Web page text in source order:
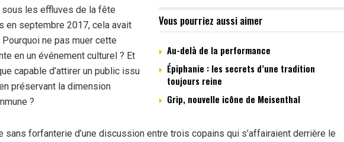
Vous pourriez aussi aimer
Au-delà de la performance
Épiphanie : les secrets d’une tradition
toujours reine
Grip, nouvelle icône de Meisenthal
sous les effluves de la fête
en septembre 2017, cela avait
Pourquoi ne pas muer cette
en un événement culturel ? Et
capable d’attirer un public issu
préservant la dimension
?
sans forfanterie d’une discussion entre trois copains qui s’affairaient derrière le